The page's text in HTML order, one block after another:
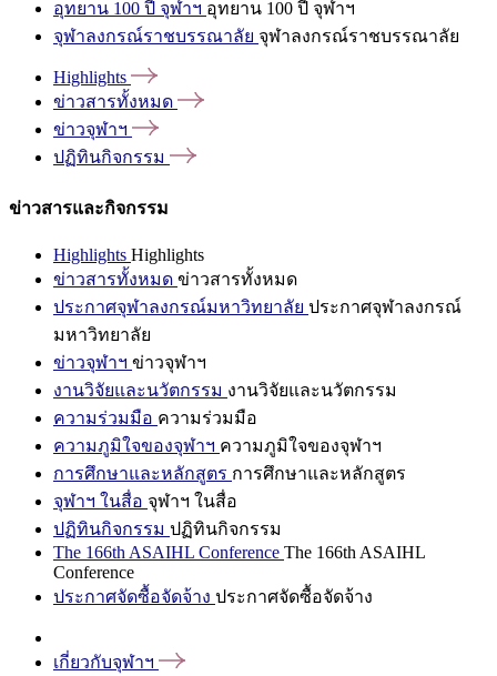
อุทยาน 100 ปี จุฬาฯ อุทยาน 100 ปี จุฬาฯ
จุฬาลงกรณ์ราชบรรณาลัย จุฬาลงกรณ์ราชบรรณาลัย
Highlights
ข่าวสารทั้งหมด
ข่าวจุฬาฯ
ปฏิทินกิจกรรม
ข่าวสารและกิจกรรม
Highlights Highlights
ข่าวสารทั้งหมด ข่าวสารทั้งหมด
ประกาศจุฬาลงกรณ์มหาวิทยาลัย ประกาศจุฬาลงกรณ์
มหาวิทยาลัย
ข่าวจุฬาฯ ข่าวจุฬาฯ
งานวิจัยและนวัตกรรม งานวิจัยและนวัตกรรม
ความร่วมมือ ความร่วมมือ
ความภูมิใจของจุฬาฯ ความภูมิใจของจุฬาฯ
การศึกษาและหลักสูตร การศึกษาและหลักสูตร
จุฬาฯ ในสื่อ จุฬาฯ ในสื่อ
ปฏิทินกิจกรรม ปฏิทินกิจกรรม
The 166th ASAIHL Conference The 166th ASAIHL
Conference
ประกาศจัดซื้อจัดจ้าง ประกาศจัดซื้อจัดจ้าง
เกี่ยวกับจุฬาฯ